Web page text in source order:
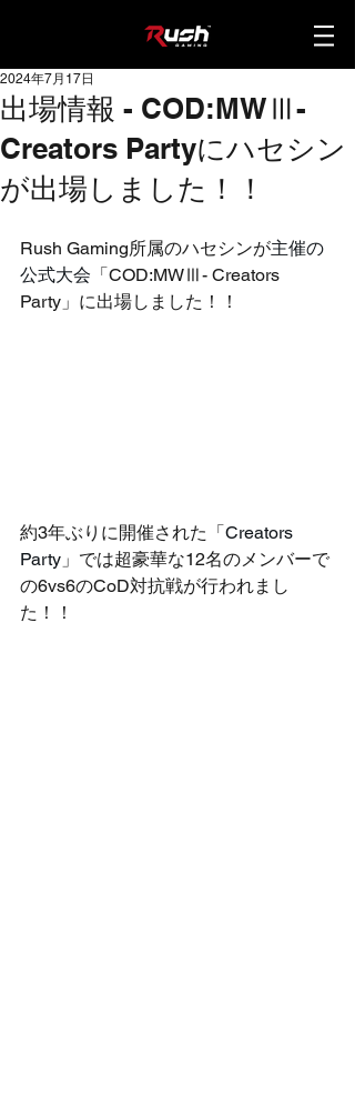
出場情報 - COD:MWⅢ-
Creators Partyにハセシン
が出場しました！！
2024年7月17日
Rush Gaming所属のハセシンが主催の
公式大会 「COD:MWⅢ- Creators
Party 」に出場しました！！
約3年ぶりに開催された「Creators
Party 」では超豪華な12名のメンバーで
の6vs6のCoD対抗戦が行われまし
た！！